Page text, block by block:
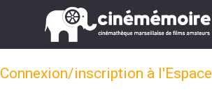
Connexion/inscription à